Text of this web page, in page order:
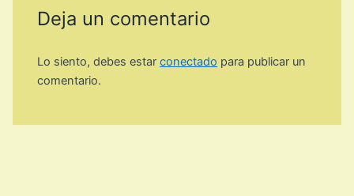
Deja un comentario
Lo siento, debes estarconectado para publicar un
comentario.